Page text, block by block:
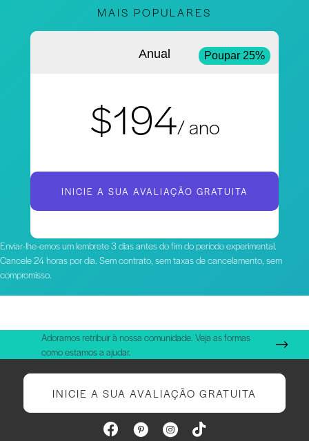
MAIS POPULARES
Anual Poupar 25%
$194/ ano
INICIE A SUA AVALIAÇÃO GRATUITA
Enviar-lhe-emos um lembrete 3 dias antes do fim do período experimental.
Cancele 24 horas por dia. Sem contrato, sem taxas de cancelamento, sem
compromisso.
Adoramos retribuir à nossa comunidade. Veja as formas
como estamos a ajudar.
INICIE A SUA AVALIAÇÃO GRATUITA